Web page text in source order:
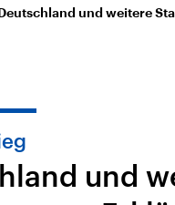
USA
Deutschland und weitere
und